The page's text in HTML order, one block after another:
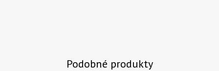
Podobné produkty